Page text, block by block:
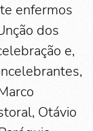
enfermos
dos
e,
Otávio